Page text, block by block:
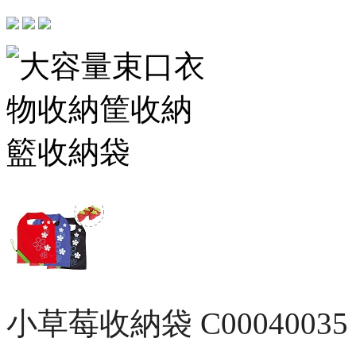
小草莓收納袋 C00040035